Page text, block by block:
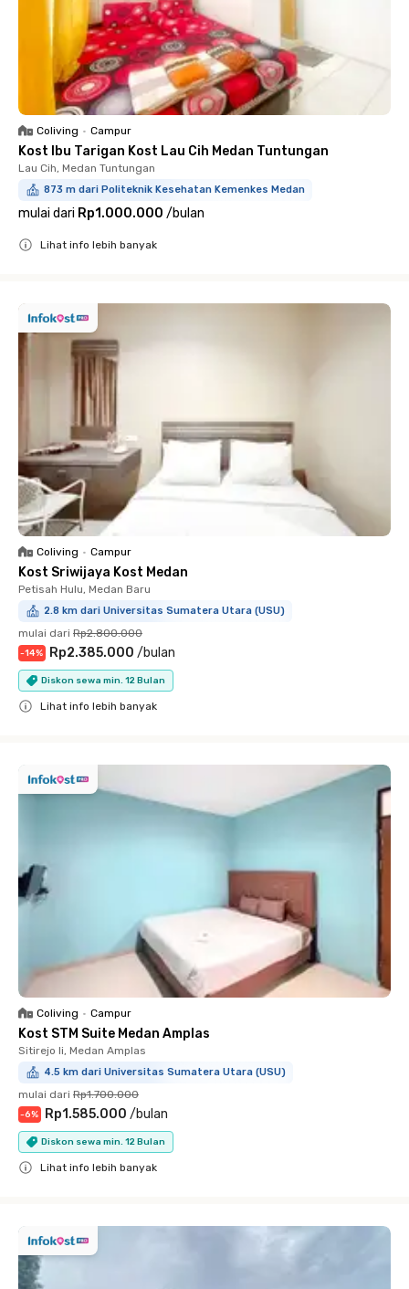
Coliving • Campur
Kost Ibu Tarigan Kost Lau Cih Medan Tuntungan
Lau Cih, Medan Tuntungan
873 m dari Politeknik Kesehatan Kemenkes Medan
mulai dari Rp1.000.000 /bulan
Lihat info lebih banyak
Coliving • Campur
Kost Sriwijaya Kost Medan
Petisah Hulu, Medan Baru
2.8 km dari Universitas Sumatera Utara (USU)
mulai dari Rp2.800.000
-14% Rp2.385.000 /bulan
Diskon sewa min. 12 Bulan
Lihat info lebih banyak
Coliving • Campur
Kost STM Suite Medan Amplas
Sitirejo Ii, Medan Amplas
4.5 km dari Universitas Sumatera Utara (USU)
mulai dari Rp1.700.000
-6% Rp1.585.000 /bulan
Diskon sewa min. 12 Bulan
Lihat info lebih banyak